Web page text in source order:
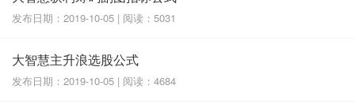
发布日期：2019-10-05 | 阅读：5031
大智慧主升浪选股公式
发布日期：2019-10-05 | 阅读：4684